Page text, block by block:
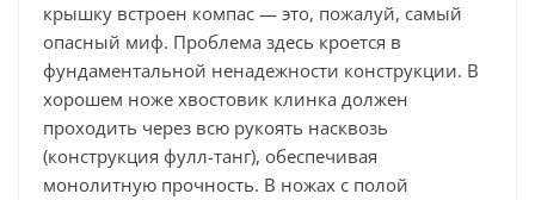
крышку встроен компас — это, пожалуй, самый
опасный миф. Проблема здесь кроется в
фундаментальной ненадежности конструкции. В
хорошем ноже хвостовик клинка должен
проходить через всю рукоять насквозь
(конструкция фулл-танг), обеспечивая
монолитную прочность. В ножах с полой